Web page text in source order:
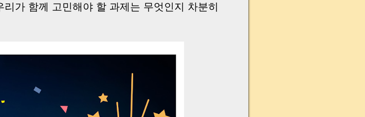
가 함께 고민해야 할 과제는 무엇인지 차분히